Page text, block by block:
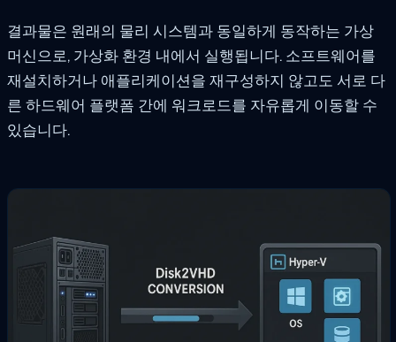
결과물은 원래의 물리 시스템과 동일하게 동작하는 가상
머신으로, 가상화 환경 내에서 실행됩니다. 소프트웨어를
재설치하거나 애플리케이션을 재구성하지 않고도 서로 다
른 하드웨어 플랫폼 간에 워크로드를 자유롭게 이동할 수
있습니다.